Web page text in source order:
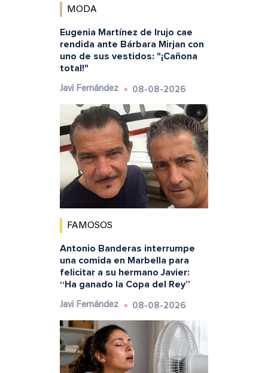
MODA
Eugenia Martínez de Irujo cae
rendida ante Bárbara Mirjan con
uno de sus vestidos: "¡Cañona
total!"
Javi Fernández 08-08-2026
FAMOSOS
Antonio Banderas interrumpe
una comida en Marbella para
felicitar a su hermano Javier:
“Ha ganado la Copa del Rey”
Javi Fernández 08-08-2026